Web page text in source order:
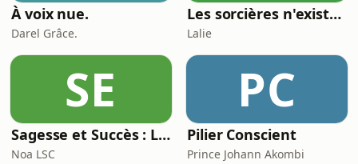
À voix nue.
Darel Grâce.
Les sorcières n'existent pas
Lalie
SE
Sagesse et Succès : Le Podcast du Lifestyle Inspirant
Noa LSC
PC
Pilier Conscient
Prince Johann Akombi